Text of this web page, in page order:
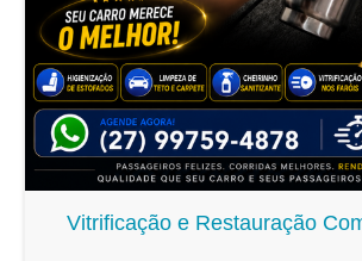
Vitrificação e Restauração